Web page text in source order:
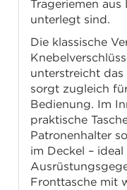
Trageriemen
unterlegt sind.
Die klassische
unterstreicht
sorgt zugleich
Bedienung. Im
praktische
Patronenhalter
im Deckel –
Fronttasche mit